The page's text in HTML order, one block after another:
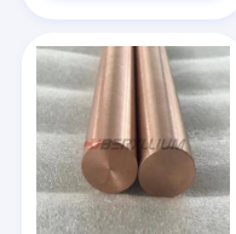
Ürünler
videolar
Hakkımızda